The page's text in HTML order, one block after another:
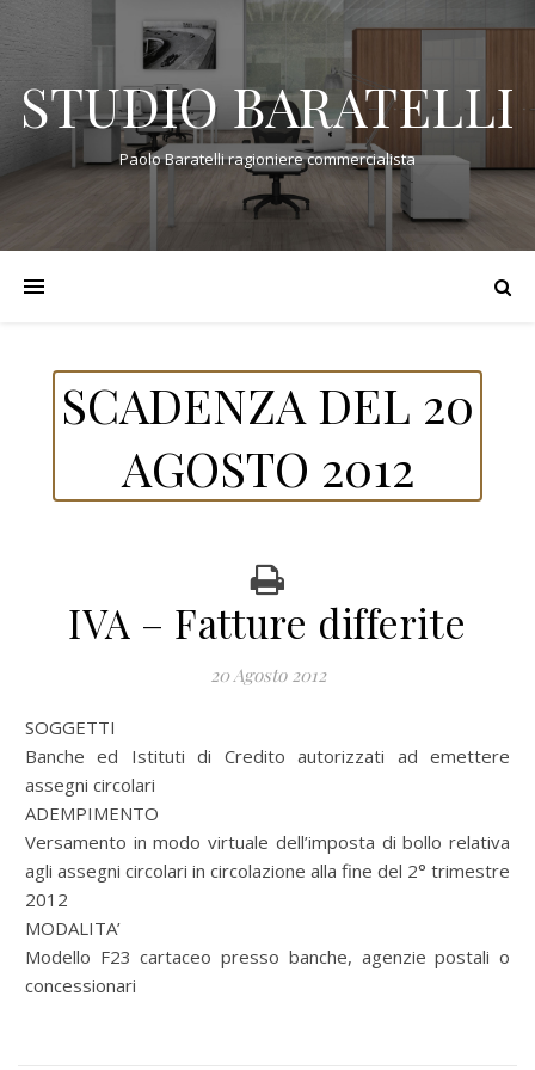
STUDIO BARATELLI
Paolo Baratelli ragioniere commercialista
SCADENZA DEL 20
AGOSTO 2012
IVA – Fatture differite
20 Agosto 2012
SOGGETTI
Banche ed Istituti di Credito autorizzati ad emettere
assegni circolari
ADEMPIMENTO
Versamento in modo virtuale dell’imposta di bollo relativa
agli assegni circolari in circolazione alla fine del 2° trimestre
2012
MODALITA’
Modello F23 cartaceo presso banche, agenzie postali o
concessionari